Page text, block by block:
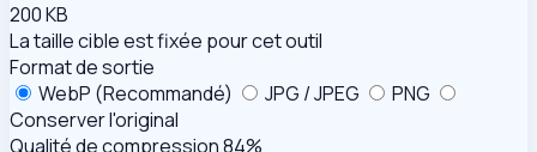
200 KB
La taille cible est fixée pour cet outil
Format de sortie
WebP (Recommandé)
JPG / JPEG
PNG
Conserver l'original
Qualité de compression84%